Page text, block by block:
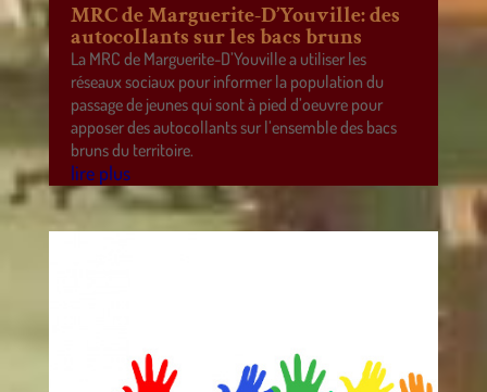
MRC de Marguerite-D’Youville: des
autocollants sur les bacs bruns
La MRC de Marguerite-D’Youville a utiliser les
réseaux sociaux pour informer la population du
passage de jeunes qui sont à pied d’oeuvre pour
apposer des autocollants sur l’ensemble des bacs
bruns du territoire.
lire plus